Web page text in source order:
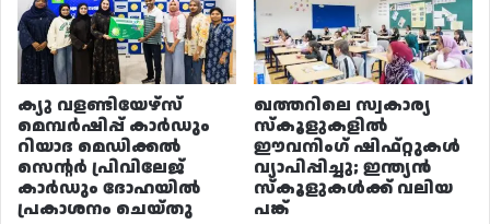
ക്യു വളണ്ടിയേഴ്‌സ്
മെമ്പർഷിപ്പ് കാർഡും
റിയാദ മെഡിക്കൽ
സെന്റർ പ്രിവിലേജ്
കാർഡും ദോഹയിൽ
പ്രകാശനം ചെയ്തു
ഖത്തറിലെ സ്വകാര്യ
സ്കൂളുകളിൽ
ഈവനിംഗ് ഷിഫ്റ്റുകൾ
വ്യാപിപ്പിച്ചു; ഇന്ത്യൻ
സ്കൂളുകൾക്ക് വലിയ
പങ്ക്